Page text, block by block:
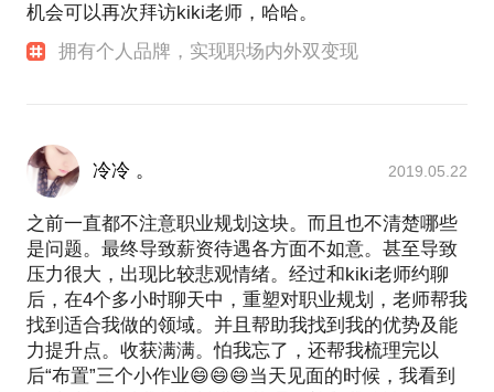
机会可以再次拜访kiki老师，哈哈。
拥有个人品牌，实现职场内外双变现
冷冷 。 2019.05.22
之前一直都不注意职业规划这块。而且也不清楚哪些
是问题。最终导致薪资待遇各方面不如意。甚至导致
压力很大，出现比较悲观情绪。经过和kiki老师约聊
后，在4个多小时聊天中，重塑对职业规划，老师帮我
找到适合我做的领域。并且帮助我找到我的优势及能
力提升点。收获满满。怕我忘了，还帮我梳理完以
后“布置”三个小作业😄😄😄当天见面的时候，我看到